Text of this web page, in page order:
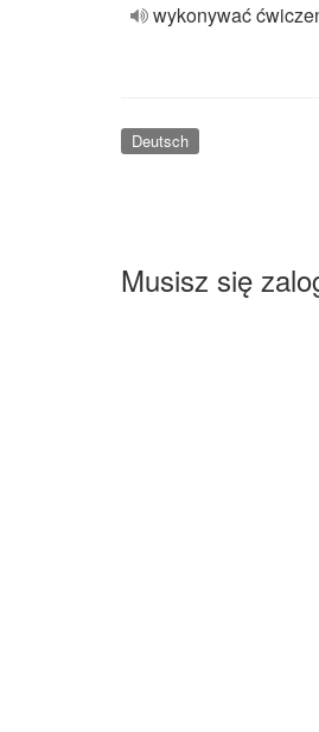
wykonywać
Deutsch
Musisz się